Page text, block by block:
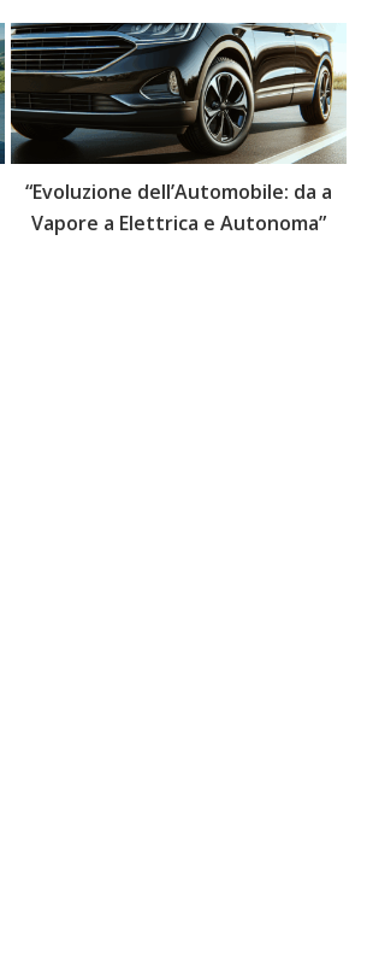
“Evoluzione dell’Automobile: da a
Vapore a Elettrica e Autonoma”